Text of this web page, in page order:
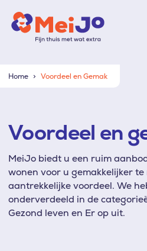
Home Voordeel en Gemak
Voordeel en
MeiJo biedt u een ruim
wonen voor u gemakkelijker
aantrekkelijke voordeel. We
onderverdeeld in de
Gezond leven en Er op uit.